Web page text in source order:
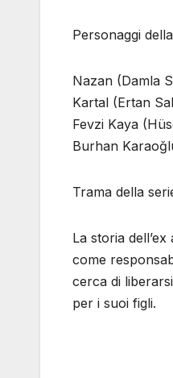
Personaggi
Nazan (Damla
Kartal (Ertan
Fevzi Kaya
Burhan
Trama della
La storia
come
cerca di
per i suoi figli.